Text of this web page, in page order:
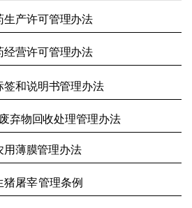
生产许可管理办法
经营许可管理办法
签和说明书管理办法
弃物回收处理管理办法
用薄膜管理办法
猪屠宰管理条例